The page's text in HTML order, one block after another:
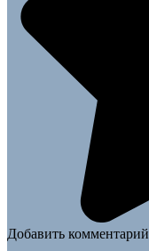
Добавить комментарий